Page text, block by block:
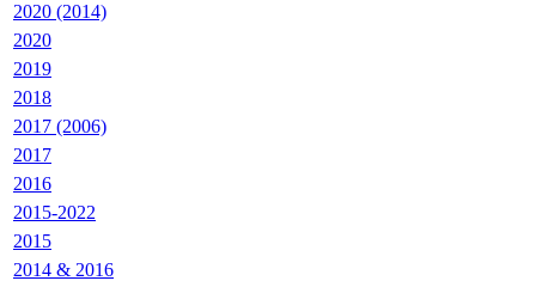
2020 (2014)
2020
2019
2018
2017 (2006)
2017
2016
2015-2022
2015
2014 & 2016